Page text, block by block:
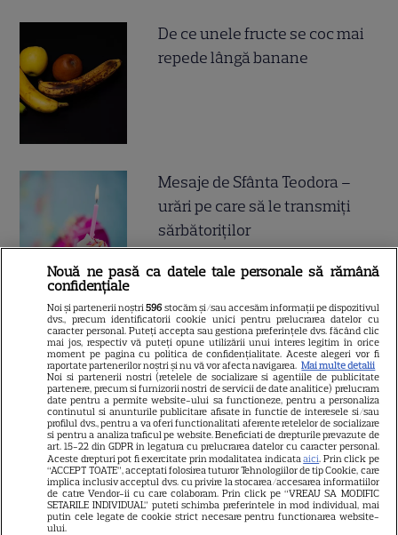
De ce unele fructe se coc mai
repede lângă banane
Mesaje de Sfânta Teodora –
urări pe care să le transmiți
sărbătoriților
ALTE ARTICOLE
INTERESANTE
HBO
HBO Max, premiere
Nouă ne pasă ca datele tale personale să rămână
confidențiale
Noi și partenerii noștri596 stocăm și/sau accesăm informații pe dispozitivul
dvs., precum identificatorii cookie unici pentru prelucrarea datelor cu
caracter personal. Puteți accepta sau gestiona preferințele dvs. făcând clic
mai jos, respectiv vă puteți opune utilizării unui interes legitim în orice
moment pe pagina cu politica de confidențialitate. Aceste alegeri vor fi
raportate partenerilor noștri și nu vă vor afecta navigarea. Mai multe detalii
Noi si partenerii nostri (retelele de socializare si agentiile de publicitate
partenere, precum si furnizorii nostri de servicii de date analitice) prelucram
date pentru a permite website-ului sa functioneze, pentru a personaliza
continutul si anunturile publicitare afisate in functie de interesele si/sau
profilul dvs., pentru a va oferi functionalitati aferente retelelor de socializare
si pentru a analiza traficul pe website. Beneficiati de drepturile prevazute de
art. 15-22 din GDPR in legatura cu prelucrarea datelor cu caracter personal.
Aceste drepturi pot fi exercitate prin modalitatea indicataaici. Prin click pe
“ACCEPT TOATE”, acceptati folosirea tuturor Tehnologiilor de tip Cookie, care
implica inclusiv acceptul dvs. cu privire la stocarea/accesarea informatiilor
de catre Vendor-ii cu care colaboram. Prin click pe “VREAU SA MODIFIC
SETARILE INDIVIDUAL” puteti schimba preferintele in mod individual, mai
putin cele legate de cookie strict necesare pentru functionarea website-
ului.